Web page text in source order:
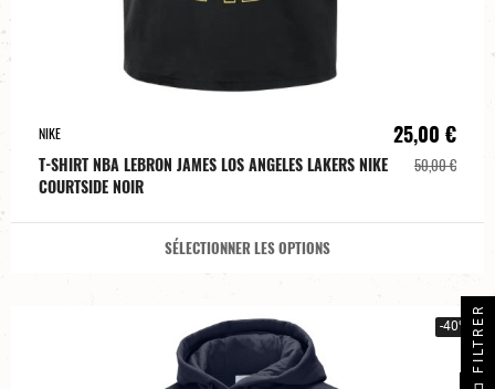
NIKE
T-SHIRT NBA LEBRON JAMES LOS ANGELES LAKERS NIKE
COURTSIDE NOIR
25,00 €
50,00 €
SÉLECTIONNER LES OPTIONS
-40% FILTRER